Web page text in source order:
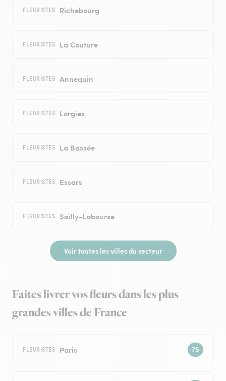
FLEURISTES Richebourg
FLEURISTES La Couture
FLEURISTES Annequin
FLEURISTES Lorgies
FLEURISTES La Bassée
FLEURISTES Essars
FLEURISTES Sailly-Labourse
Voir toutes les villes du secteur
Faites livrer vos fleurs dans les plus
grandes villes de France
FLEURISTES Paris